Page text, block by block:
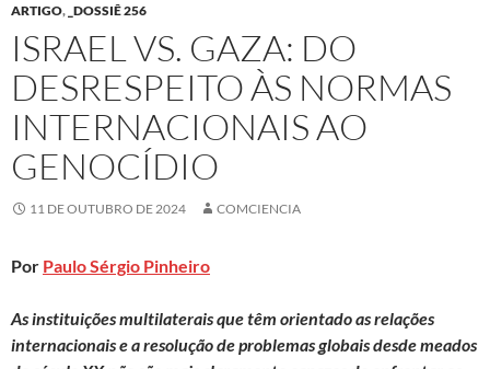
ARTIGO, _DOSSIÊ 256
ISRAEL VS. GAZA: DO
DESRESPEITO ÀS NORMAS
INTERNACIONAIS AO
GENOCÍDIO
11 DE OUTUBRO DE 2024 COMCIENCIA
Por Paulo Sérgio Pinheiro
As instituições multilaterais que têm orientado as relações
internacionais e a resolução de problemas globais desde meados